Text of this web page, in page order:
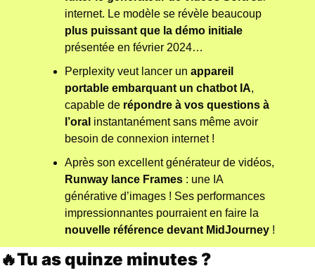
internet. Le modèle se révèle beaucoup
plus puissant que la démo initiale
présentée en février 2024…
Perplexity veut lancer un appareil
portable embarquant un chatbot IA,
capable de répondre à vos questions à
l’oral instantanément sans même avoir
besoin de connexion internet !
Runway lance Frames : une IA
générative d’images ! Ses performances
nouvelle référence devant MidJourney !
🔥Tu as quinze minutes ?